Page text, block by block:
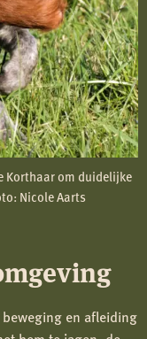
Korthaar om duidelijke
Nicole Aarts
en afleiding